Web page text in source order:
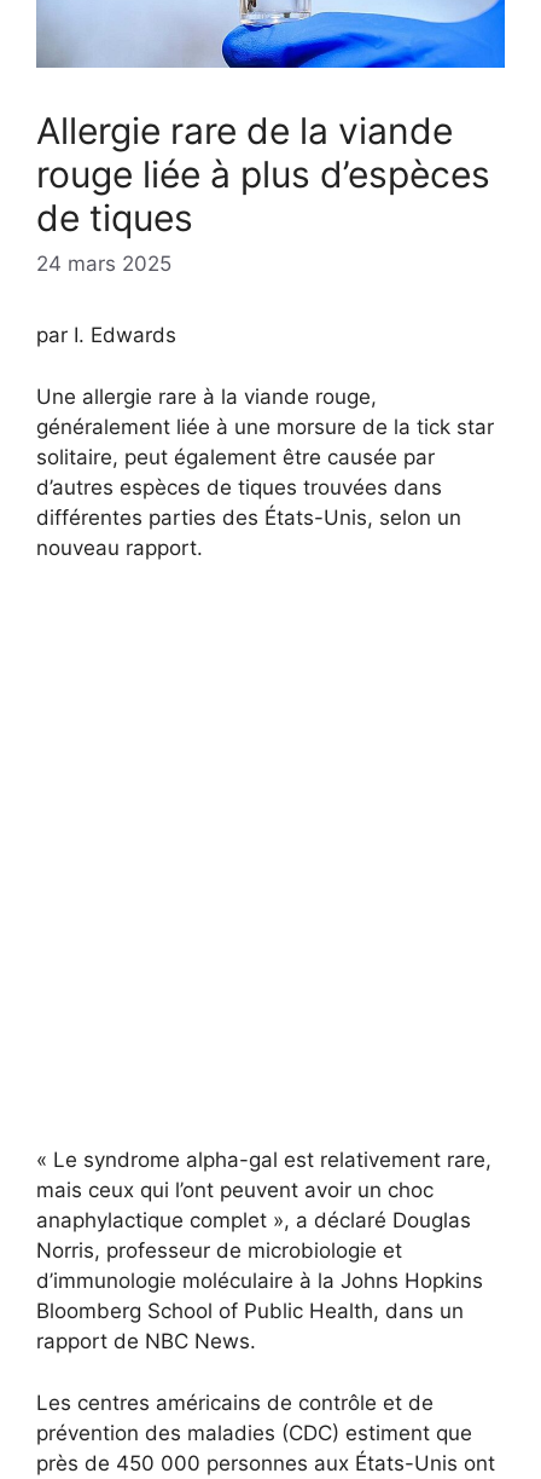
Allergie rare de la viande
rouge liée à plus d’espèces
de tiques
24 mars 2025
par I. Edwards
Une allergie rare à la viande rouge,
généralement liée à une morsure de la tick star
solitaire, peut également être causée par
d’autres espèces de tiques trouvées dans
différentes parties des États-Unis, selon un
nouveau rapport.
« Le syndrome alpha-gal est relativement rare,
mais ceux qui l’ont peuvent avoir un choc
anaphylactique complet », a déclaré Douglas
Norris, professeur de microbiologie et
d’immunologie moléculaire à la Johns Hopkins
Bloomberg School of Public Health, dans un
rapport de NBC News.
Les centres américains de contrôle et de
prévention des maladies (CDC) estiment que
près de 450 000 personnes aux États-Unis ont